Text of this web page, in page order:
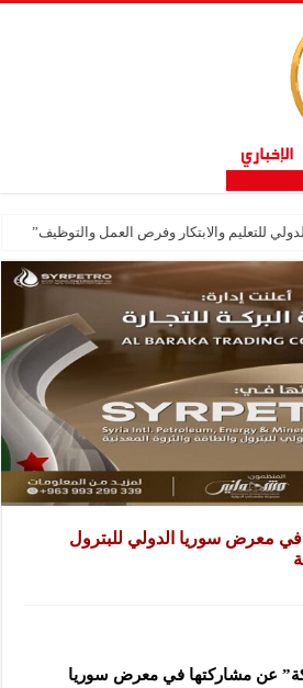
للتعليم والابتكار وفرص العمل والتوظيف”
معرض سوريا الدولي للبترول
عن مشاركتها في معرض سوريا